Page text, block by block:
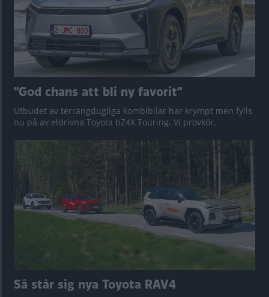
”God chans att bli ny favorit”
Utbudet av terrängdugliga kombibilar har krympt men fylls
nu på av eldrivna Toyota bZ4X Touring. Vi provkör.
Så står sig nya Toyota RAV4